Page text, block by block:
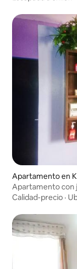
Apartamento en
Apartamento con
minutos de la
Calidad-precio ·